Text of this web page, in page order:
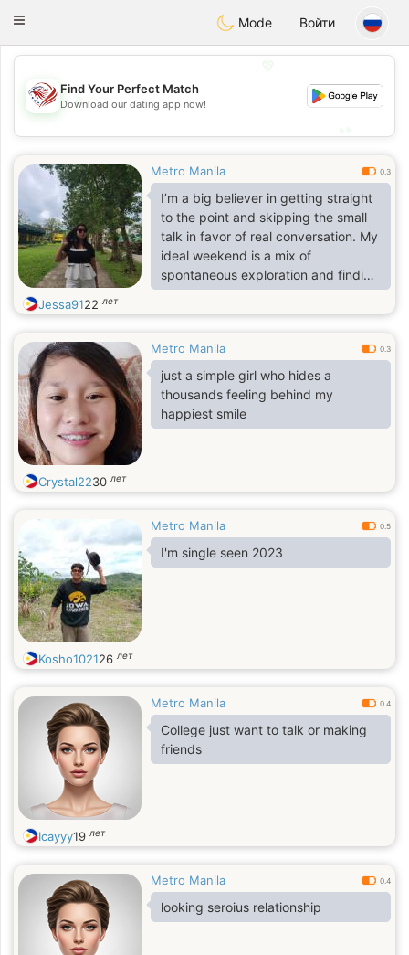
Dating
Toggle
Mode Войти
💖
💕
Find Your Perfect Match
Download our dating app now!
Metro Manila 0.3
I’m a big believer in getting straight
to the point and skipping the small
talk in favor of real conversation. My
ideal weekend is a mix of
spontaneous exploration and finding
the best hidden-gem coffee spot in
town. I’m the kind of person who is
work, whether it's new tech or a
complex menu. I value honesty and
a good sense of humor above
almost everything else. If you’re
looking for someone who is low on
Jessa9122 лет
Metro Manila 0.3
just a simple girl who hides a
thousands feeling behind my
happiest smile
Crystal2230 лет
Metro Manila 0.5
I'm single seen 2023
Kosho102126 лет
Metro Manila 0.4
College just want to talk or making
friends
Icayyy19 лет
Metro Manila 0.4
looking seroius relationship